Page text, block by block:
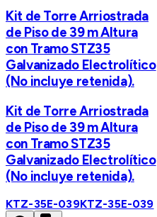
Kit de Torre Arriostrada
de Piso de 39 m Altura
con Tramo STZ35
Galvanizado Electrolítico
(No incluye retenida).
Kit de Torre Arriostrada
de Piso de 39 m Altura
con Tramo STZ35
Galvanizado Electrolítico
(No incluye retenida).
KTZ-35E-039KTZ-35E-039